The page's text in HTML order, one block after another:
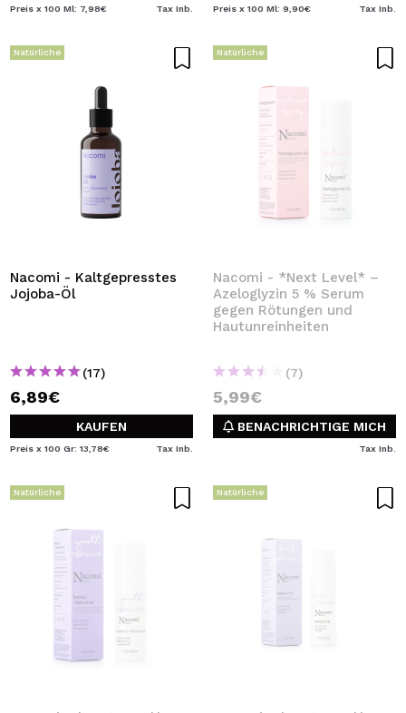
Preis x 100 Ml: 7,98€ Tax Inb. Preis x 100 Ml: 9,90€ Tax Inb.
Natürliche
Nacomi - Kaltgepresstes
Jojoba-Öl
(17)
6,89€
KAUFEN
Preis x 100 Gr: 13,78€ Tax Inb.
Natürliche
Nacomi - *Next Level* –
Azeloglyzin 5 % Serum
gegen Rötungen und
Hautunreinheiten
(7)
5,99€
BENACHRICHTIGE MICH
Tax Inb.
Natürliche Natürliche